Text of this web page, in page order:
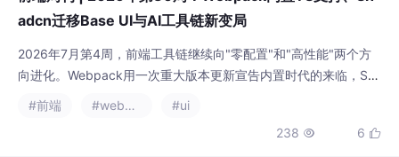
adcn迁移Base UI与AI工具链新变局
2026年7月第4周，前端工具链继续向"零配置"和"高性能"两个方
向进化。Webpack用一次重大版本更新宣告内置时代的来临，Sh
上下文理解上迈出实质性步伐。本周的十条动态，涵盖了构建工
具、组件生态、代码质量、AI协作等多个层面，值得每一位前端开
#前端
#ui
238  6 